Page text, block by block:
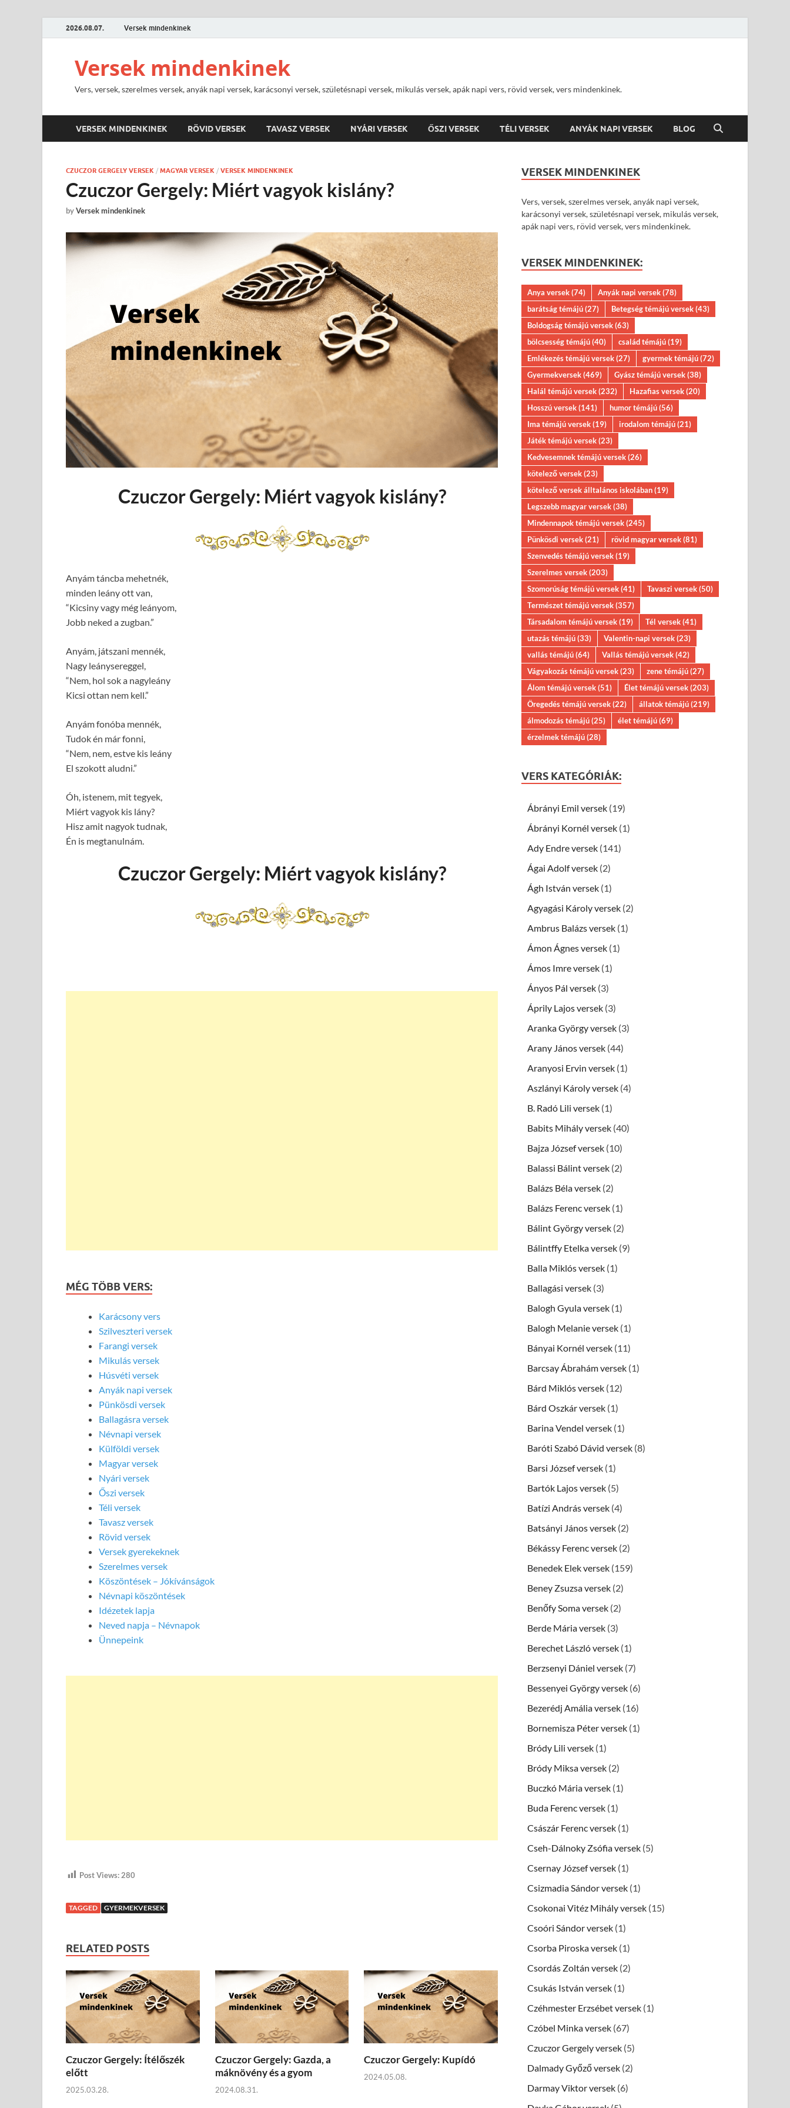
2026.08.07. Versek mindenkinek
Versek mindenkinek
Vers, versek, szerelmes versek, anyák napi versek, karácsonyi versek, születésnapi versek, mikulás versek, apák napi vers, rövid versek, vers mindenkinek.
VERSEK MINDENKINEK RÖVID VERSEK TAVASZ VERSEK NYÁRI VERSEK ŐSZI VERSEK TÉLI VERSEK ANYÁK NAPI VERSEK BLOG
CZUCZOR GERGELY VERSEK / MAGYAR VERSEK / VERSEK MINDENKINEK
Czuczor Gergely: Miért vagyok kislány?
byVersek mindenkinek
Czuczor Gergely: Miért vagyok kislány?
Anyám táncba mehetnék,
minden leány ott van,
“Kicsiny vagy még leányom,
Jobb neked a zugban.”
Anyám, játszani mennék,
Nagy leánysereggel,
“Nem, hol sok a nagyleány
Kicsi ottan nem kell.”
Anyám fonóba mennék,
Tudok én már fonni,
“Nem, nem, estve kis leány
El szokott aludni.”
Óh, istenem, mit tegyek,
Miért vagyok kis lány?
Hisz amit nagyok tudnak,
Én is megtanulnám.
Czuczor Gergely: Miért vagyok kislány?
MÉG TÖBB VERS:
Karácsony vers
Szilveszteri versek
Farangi versek
Mikulás versek
Húsvéti versek
Anyák napi versek
Pünkösdi versek
Ballagásra versek
Névnapi versek
Külföldi versek
Magyar versek
Nyári versek
Őszi versek
Téli versek
Tavasz versek
Rövid versek
Versek gyerekeknek
Szerelmes versek
Köszöntések – Jókívánságok
Névnapi köszöntések
Idézetek lapja
Neved napja – Névnapok
Ünnepeink
Post Views: 280
TAGGED GYERMEKVERSEK
RELATED POSTS
Czuczor Gergely: Ítélőszék
előtt
2025.03.28.
Czuczor Gergely: Gazda, a
máknövény és a gyom
2024.08.31.
Czuczor Gergely: Kupídó
2024.05.08.
VERSEK MINDENKINEK
Vers, versek, szerelmes versek, anyák napi versek,
karácsonyi versek, születésnapi versek, mikulás versek,
apák napi vers, rövid versek, vers mindenkinek.
VERSEK MINDENKINEK:
Anya versek(74) Anyák napi versek(78)
barátság témájú(27) Betegség témájú versek(43)
Boldogság témájú versek(63)
bölcsesség témájú(40) család témájú(19)
Emlékezés témájú versek(27) gyermek témájú(72)
Gyermekversek(469) Gyász témájú versek(38)
Halál témájú versek(232) Hazafias versek(20)
Hosszú versek(141) humor témájú(56)
Ima témájú versek(19) irodalom témájú(21)
Játék témájú versek(23)
Kedvesemnek témájú versek(26)
kötelező versek(23)
kötelező versek álltalános iskolában(19)
Legszebb magyar versek(38)
Mindennapok témájú versek(245)
Pünkösdi versek(21) rövid magyar versek(81)
Szenvedés témájú versek(19)
Szerelmes versek(203)
Szomorúság témájú versek(41) Tavaszi versek(50)
Természet témájú versek(357)
Társadalom témájú versek(19) Tél versek(41)
utazás témájú(33) Valentin-napi versek(23)
vallás témájú(64) Vallás témájú versek(42)
Vágyakozás témájú versek(23) zene témájú(27)
Álom témájú versek(51) Élet témájú versek(203)
Öregedés témájú versek(22) állatok témájú(219)
álmodozás témájú(25) élet témájú(69)
érzelmek témájú(28)
VERS KATEGÓRIÁK:
Ábrányi Emil versek (19)
Ábrányi Kornél versek (1)
Ady Endre versek (141)
Ágai Adolf versek (2)
Ágh István versek (1)
Agyagási Károly versek (2)
Ambrus Balázs versek (1)
Ámon Ágnes versek (1)
Ámos Imre versek (1)
Ányos Pál versek (3)
Áprily Lajos versek (3)
Aranka György versek (3)
Arany János versek (44)
Aranyosi Ervin versek (1)
Aszlányi Károly versek (4)
B. Radó Lili versek (1)
Babits Mihály versek (40)
Bajza József versek (10)
Balassi Bálint versek (2)
Balázs Béla versek (2)
Balázs Ferenc versek (1)
Bálint György versek (2)
Bálintffy Etelka versek (9)
Balla Miklós versek (1)
Ballagási versek (3)
Balogh Gyula versek (1)
Balogh Melanie versek (1)
Bányai Kornél versek (11)
Barcsay Ábrahám versek (1)
Bárd Miklós versek (12)
Bárd Oszkár versek (1)
Barina Vendel versek (1)
Baróti Szabó Dávid versek (8)
Barsi József versek (1)
Bartók Lajos versek (5)
Batízi András versek (4)
Batsányi János versek (2)
Békássy Ferenc versek (2)
Benedek Elek versek (159)
Beney Zsuzsa versek (2)
Benőfy Soma versek (2)
Berde Mária versek (3)
Berechet László versek (1)
Berzsenyi Dániel versek (7)
Bessenyei György versek (6)
Bezerédj Amália versek (16)
Bornemisza Péter versek (1)
Bródy Lili versek (1)
Bródy Miksa versek (2)
Buczkó Mária versek (1)
Buda Ferenc versek (1)
Császár Ferenc versek (1)
Cseh-Dálnoky Zsófia versek (5)
Csernay József versek (1)
Csizmadia Sándor versek (1)
Csokonai Vitéz Mihály versek (15)
Csoóri Sándor versek (1)
Csorba Piroska versek (1)
Csordás Zoltán versek (2)
Csukás István versek (1)
Czéhmester Erzsébet versek (1)
Czóbel Minka versek (67)
Czuczor Gergely versek (5)
Dalmady Győző versek (2)
Darmay Viktor versek (6)